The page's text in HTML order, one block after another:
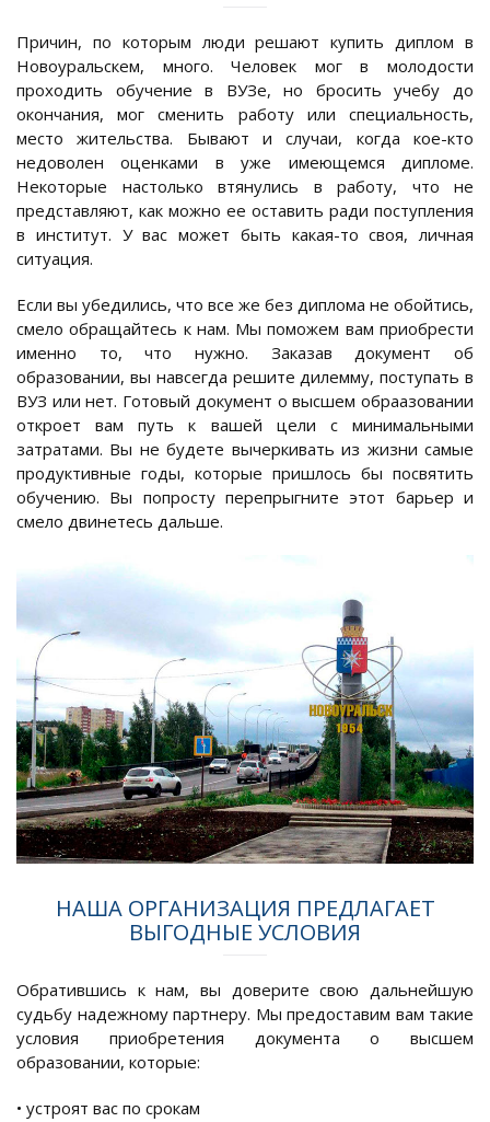
Причин, по которым люди решают купить диплом в
Новоуральскем, много. Человек мог в молодости
проходить обучение в ВУЗе, но бросить учебу до
окончания, мог сменить работу или специальность,
место жительства. Бывают и случаи, когда кое-кто
недоволен оценками в уже имеющемся дипломе.
Некоторые настолько втянулись в работу, что не
представляют, как можно ее оставить ради поступления
в институт. У вас может быть какая-то своя, личная
ситуация.
Если вы убедились, что все же без диплома не обойтись,
смело обращайтесь к нам. Мы поможем вам приобрести
именно то, что нужно. Заказав документ об
образовании, вы навсегда решите дилемму, поступать в
ВУЗ или нет. Готовый документ о высшем обраазовании
откроет вам путь к вашей цели с минимальными
затратами. Вы не будете вычеркивать из жизни самые
продуктивные годы, которые пришлось бы посвятить
обучению. Вы попросту перепрыгните этот барьер и
смело двинетесь дальше.
НАША ОРГАНИЗАЦИЯ ПРЕДЛАГАЕТ
ВЫГОДНЫЕ УСЛОВИЯ
Обратившись к нам, вы доверите свою дальнейшую
судьбу надежному партнеру. Мы предоставим вам такие
условия приобретения документа о высшем
образовании, которые:
• устроят вас по срокам